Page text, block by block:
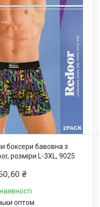
боксери бавовна з
розміри L-3XL, 9025
₴
оптом